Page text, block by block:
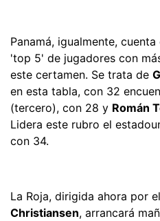
Panamá, igualmente,
'top 5' de jugadores con
este certamen. Se trata de
en esta tabla, con 32
(tercero), con 28 y Román
Lidera este rubro el
con 34.
La Roja, dirigida ahora por
Christiansen, arrancará